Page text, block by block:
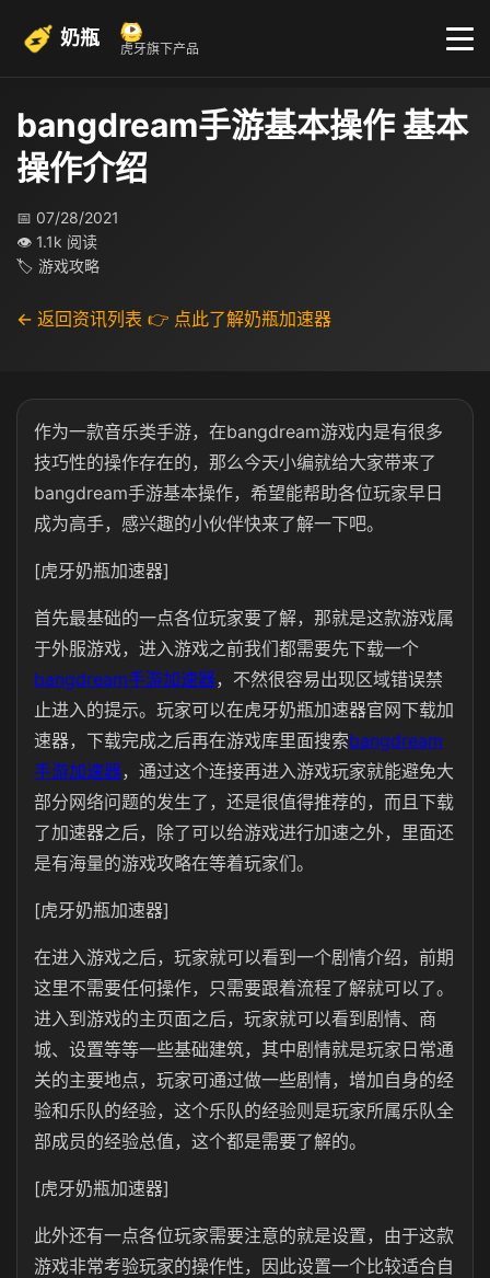
奶瓶 虎牙旗下产品
bangdream手游基本操作 基本
操作介绍
📅 07/28/2021
👁 1.1k 阅读
🏷 游戏攻略
← 返回资讯列表 👉 点此了解奶瓶加速器
作为一款音乐类手游，在bangdream游戏内是有很多
技巧性的操作存在的，那么今天小编就给大家带来了
bangdream手游基本操作，希望能帮助各位玩家早日
成为高手，感兴趣的小伙伴快来了解一下吧。
[虎牙奶瓶加速器]
首先最基础的一点各位玩家要了解，那就是这款游戏属
于外服游戏，进入游戏之前我们都需要先下载一个
bangdream手游加速器，不然很容易出现区域错误禁
止进入的提示。玩家可以在虎牙奶瓶加速器官网下载加
速器，下载完成之后再在游戏库里面搜索bangdream
手游加速器，通过这个连接再进入游戏玩家就能避免大
部分网络问题的发生了，还是很值得推荐的，而且下载
了加速器之后，除了可以给游戏进行加速之外，里面还
是有海量的游戏攻略在等着玩家们。
[虎牙奶瓶加速器]
在进入游戏之后，玩家就可以看到一个剧情介绍，前期
这里不需要任何操作，只需要跟着流程了解就可以了。
进入到游戏的主页面之后，玩家就可以看到剧情、商
城、设置等等一些基础建筑，其中剧情就是玩家日常通
关的主要地点，玩家可通过做一些剧情，增加自身的经
验和乐队的经验，这个乐队的经验则是玩家所属乐队全
部成员的经验总值，这个都是需要了解的。
[虎牙奶瓶加速器]
此外还有一点各位玩家需要注意的就是设置，由于这款
游戏非常考验玩家的操作性，因此设置一个比较适合自